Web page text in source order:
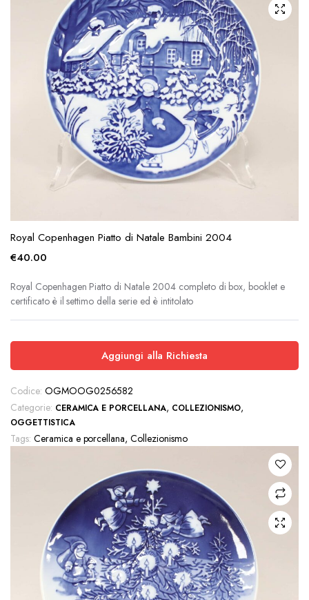
Royal Copenhagen Piatto di Natale Bambini 2004
€40.00
Royal Copenhagen Piatto di Natale 2004 completo di box, booklet e
certificato è il settimo della serie ed è intitolato
Aggiungi alla Richiesta
Codice: OGMOOG0256582
Categorie: CERAMICA E PORCELLANA, COLLEZIONISMO,
OGGETTISTICA
Tags: Ceramica e porcellana,Collezionismo